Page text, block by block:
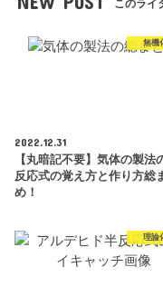
このライ
無機
2022.12.31
【丸暗記不要】気体の製法
反応式の覚え方と作り方総
め！
理論